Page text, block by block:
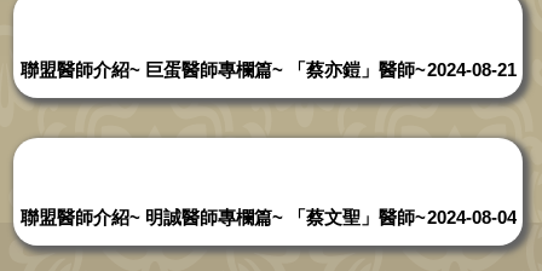
聯盟醫師介紹~ 巨蛋醫師專欄篇~ 「蔡亦鎧」醫師~2024-08-21
聯盟醫師介紹~ 明誠醫師專欄篇~ 「蔡文聖」醫師~2024-08-04